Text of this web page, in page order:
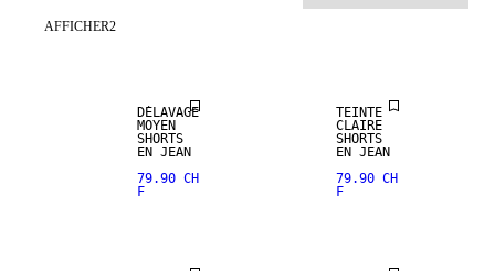
AFFICHER2
DÉLAVAGE
MOYEN
SHORTS
EN JEAN
79.90 CH
F
TEINTE
CLAIRE
SHORTS
EN JEAN
79.90 CH
F
MÉLANGE DE
MÉLANGE DE